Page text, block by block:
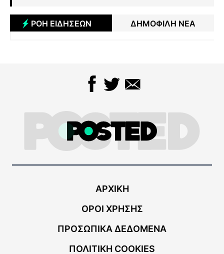
ΡΟΗ ΕΙΔΗΣΕΩΝ ΔΗΜΟΦΙΛΗ ΝΕΑ
ΑΡΧΙΚΗ
ΟΡΟΙ ΧΡΗΣΗΣ
ΠΡΟΣΩΠΙΚΑ ΔΕΔΟΜΕΝΑ
ΠΟΛΙΤΙΚΗ COOKIES